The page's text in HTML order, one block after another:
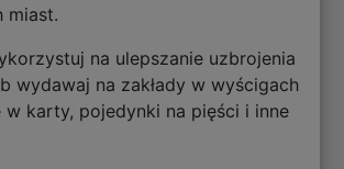
miast.
na ulepszanie uzbrojenia
wydawaj na zakłady w wyścigach
w karty, pojedynki na pięści i inne